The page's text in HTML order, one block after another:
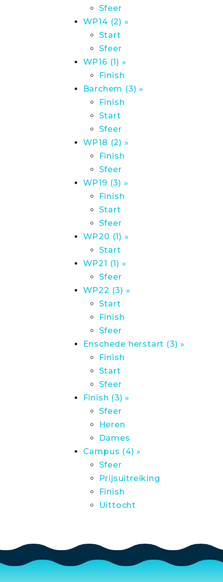
Sfeer
WP14 (2) »
Start
Sfeer
WP16 (1) »
Finish
Barchem (3) »
Finish
Start
Sfeer
WP18 (2) »
Finish
Sfeer
WP19 (3) »
Finish
Start
Sfeer
WP20 (1) »
Start
WP21 (1) »
Sfeer
WP22 (3) »
Start
Finish
Sfeer
Enschede herstart (3) »
Finish
Start
Sfeer
Finish (3) »
Sfeer
Heren
Dames
Campus (4) »
Sfeer
Prijsuitreiking
Finish
Uittocht